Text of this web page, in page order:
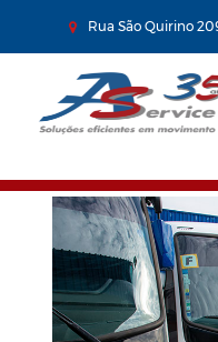
Rua São Quirino